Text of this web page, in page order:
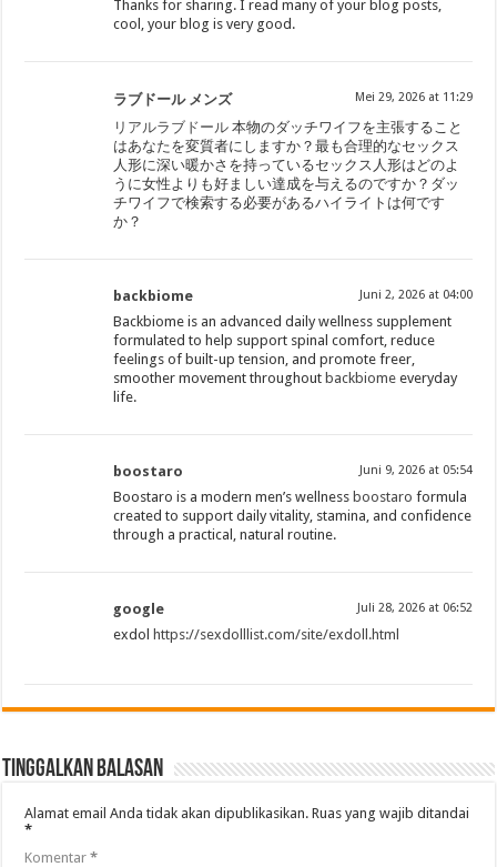
Thanks for sharing. I read many of your blog posts,
cool, your blog is very good.
ラブドール メンズ Mei 29, 2026 at 11:29
リアルラブドール 本物のダッチワイフを主張すること
はあなたを変質者にしますか？最も合理的なセックス
人形に深い暖かさを持っているセックス人形はどのよ
うに女性よりも好ましい達成を与えるのですか？ダッ
チワイフで検索する必要があるハイライトは何です
か？
backbiome Juni 2, 2026 at 04:00
Backbiome is an advanced daily wellness supplement
formulated to help support spinal comfort, reduce
feelings of built-up tension, and promote freer,
smoother movement throughout backbiome everyday
life.
boostaro Juni 9, 2026 at 05:54
Boostaro is a modern men’s wellness boostaro formula
created to support daily vitality, stamina, and confidence
through a practical, natural routine.
google Juli 28, 2026 at 06:52
exdol https://sexdolllist.com/site/exdoll.html
Tinggalkan Balasan
Alamat email Anda tidak akan dipublikasikan. Ruas yang wajib ditandai
*
Komentar*